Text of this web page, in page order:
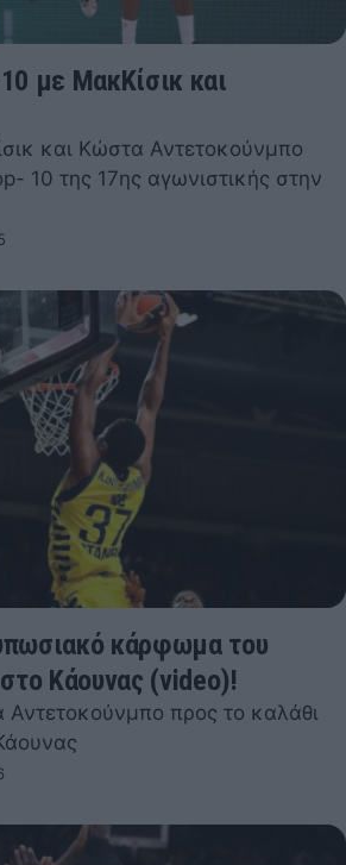
με ΜακΚίσικ και
και Κώστα Αντετοκούνμπο
10 της 17ης αγωνιστικής στην
κάρφωμα του
Κάουνας (video)!
προς το καλάθι